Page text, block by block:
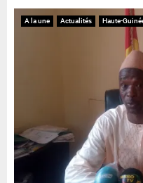
A la une Actualités Haute-